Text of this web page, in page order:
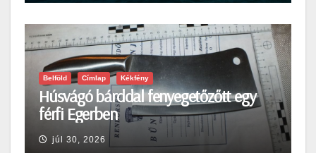
Belföld Címlap Kékfény
Húsvágó bárddal fenyegetőzőtt egy
férfi Egerben
júl 30, 2026